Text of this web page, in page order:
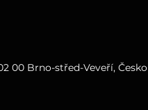
00 Brno-střed-Veveří, Česko